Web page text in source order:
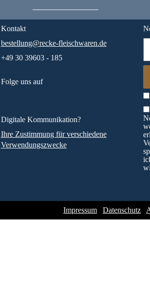
Kontakt
bestellung@recke-fleischwaren.de
+49 30 39603 - 185
Folge uns auf
Digitale Kommunikation?
Ihre Zustimmung für verschiedene
Verwendungszwecke
Impressum Datenschutz